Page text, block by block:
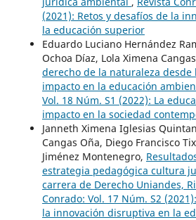
(2021): Retos y desafíos de la
la educación superior
Eduardo Luciano Hernández
Ochoa Díaz, Lola Ximena
derecho de la naturaleza desde
impacto en la educación
Vol. 18 Núm. S1 (2022): La
impacto en la sociedad
Janneth Ximena Iglesias
Cangas Oña, Diego Francisco
Jiménez Montenegro,
estrategia pedagógica cultura
carrera de Derecho Uniandes,
Conrado: Vol. 17 Núm. S2
la innovación disruptiva en la